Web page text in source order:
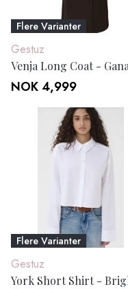
Flere Varianter
Gestuz
Venja Long Coat -
NOK 4,999
Flere Varianter
Gestuz
York Short Shirt -